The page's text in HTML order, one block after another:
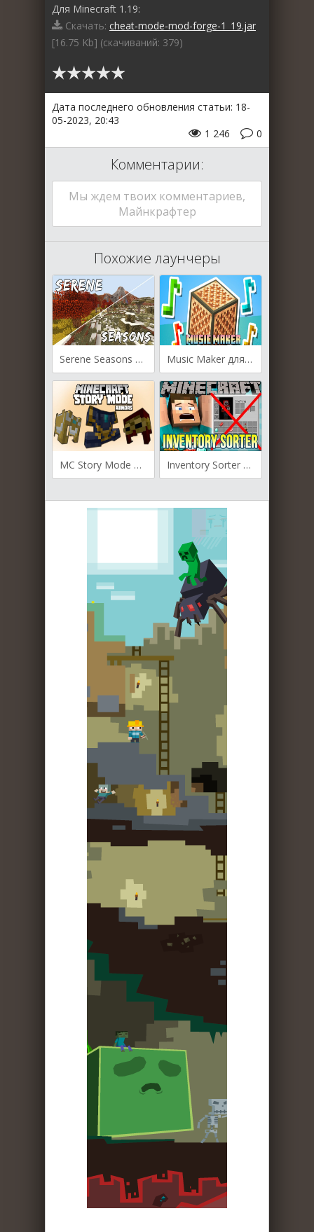
Для Minecraft 1.19:
Скачать: cheat-mode-mod-forge-1_19.jar
[16.75 Kb] (cкачиваний: 379)
Дата последнего обновления статьи: 18-
05-2023, 20:43
0
1 246
Комментарии:
Мы ждем твоих комментариев,
Майнкрафтер
Похожие лаунчеры
Serene Seasons для Майнкрафт [1.19.4, 1.19.3, 1.19.2] Music Maker для Майнкрафт [1.19.3, 1.19.2, 1.19]
MC Story Mode Armors для Майнкрафт [1.19.3, 1.19.2, 1.19.1] Inventory Sorter для Майнкрафт [1.12.2, 1.14.2, 1.14.4, 1.15.2]